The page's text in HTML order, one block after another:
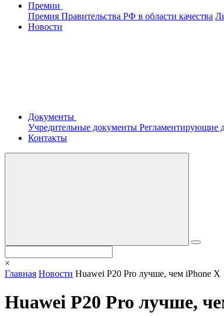
Премии
Премия Правительства РФ в области качества
Новости
Документы
Учредительные документы Регламентирующие
Контакты
×
Главная Новости Huawei P20 Pro лучше, чем iPhone X
Huawei P20 Pro лучше,